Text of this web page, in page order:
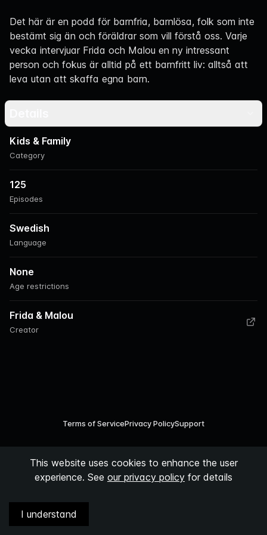
Navigation
Det här är en podd för barnfria, barnlösa, folk som inte
bestämt sig än och föräldrar som vill förstå oss. Varje
vecka intervjuar Frida och Malou en ny intressant
person och fokus är alltid på ett barnfritt liv: alltså att
leva utan att skaffa egna barn.
Category
Kids & Family
Episodes
125
Language
Swedish
Age restrictions
None
Creator
Frida & Malou
Terms of ServicePrivacy PolicySupport
This website uses cookies to enhance the user
experience. See our privacy policy for details
I understand